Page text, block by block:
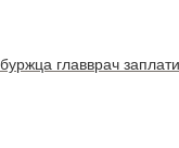
главврач